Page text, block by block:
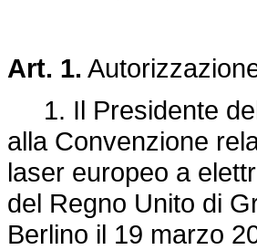
Art. 1.
1. Il Presidente
alla Convenzione
laser europeo a
del Regno Unito di
Berlino il 19 marzo